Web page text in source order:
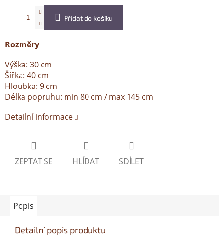
Přidat do košíku
Rozměry
Výška: 30 cm
Šířka: 40 cm
Hloubka: 9 cm
Délka popruhu: min 80 cm / max 145 cm
Detailní informace
ZEPTAT SE HLÍDAT SDÍLET
Popis
Detailní popis produktu